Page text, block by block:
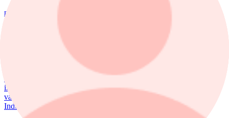
nyheter
Fondvinnare med banktung portfölj
Tommi Saukkoriipi har styrt nästan halva SEB Swedish Value Fund
index tydligt både i år och på längre sikt. Samtidigt har förvaltaren
valt sida mellan börsens två stora maktbolag - Investor och
Industrivärden.